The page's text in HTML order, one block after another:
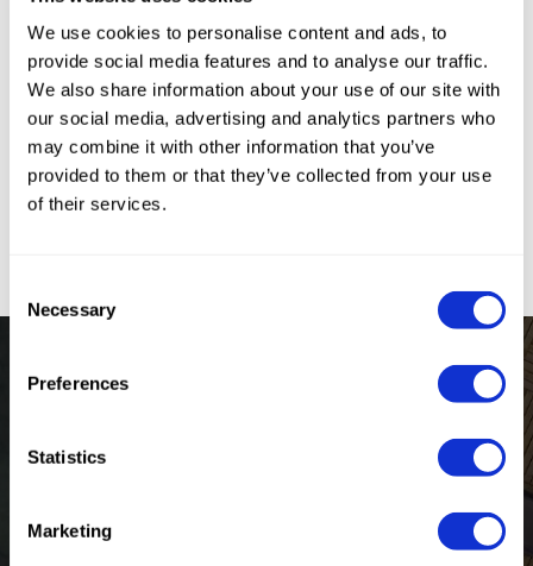
We use cookies to personalise content and ads, to
provide social media features and to analyse our traffic.
We also share information about your use of our site with
our social media, advertising and analytics partners who
may combine it with other information that you’ve
provided to them or that they’ve collected from your use
of their services.
Selection
Necessary
Preferences
Statistics
Marketing
Hizmetin Keyfini Doyasıya
Yaşayacağınız Yer